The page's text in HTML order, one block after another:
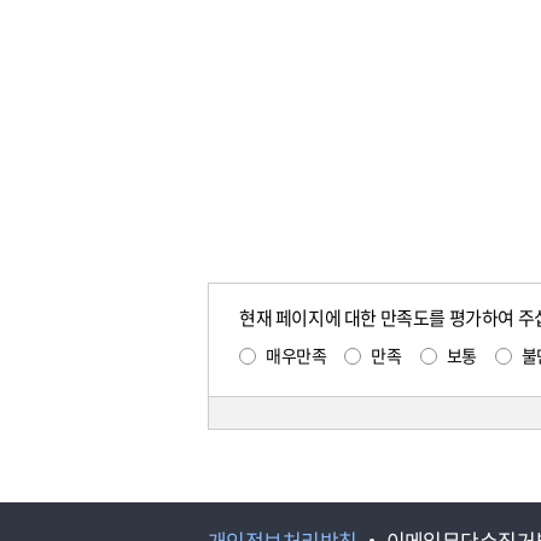
현재 페이지에 대한 만족도를 평가하여 주
매우만족 만족 보통 불